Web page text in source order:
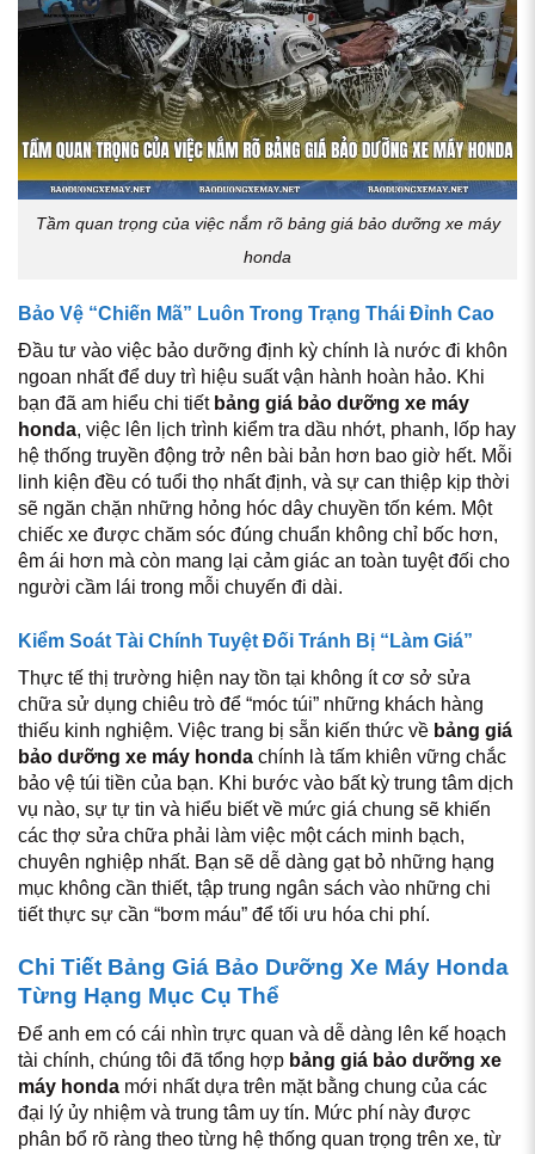
Tầm quan trọng của việc nắm rõ bảng giá bảo dưỡng xe máy
honda
Bảo Vệ “Chiến Mã” Luôn Trong Trạng Thái Đỉnh Cao
Đầu tư vào việc bảo dưỡng định kỳ chính là nước đi khôn
ngoan nhất để duy trì hiệu suất vận hành hoàn hảo. Khi
bạn đã am hiểu chi tiết bảng giá bảo dưỡng xe máy
honda, việc lên lịch trình kiểm tra dầu nhớt, phanh, lốp hay
hệ thống truyền động trở nên bài bản hơn bao giờ hết. Mỗi
linh kiện đều có tuổi thọ nhất định, và sự can thiệp kịp thời
sẽ ngăn chặn những hỏng hóc dây chuyền tốn kém. Một
chiếc xe được chăm sóc đúng chuẩn không chỉ bốc hơn,
êm ái hơn mà còn mang lại cảm giác an toàn tuyệt đối cho
người cầm lái trong mỗi chuyến đi dài.
Kiểm Soát Tài Chính Tuyệt Đối Tránh Bị “Làm Giá”
Thực tế thị trường hiện nay tồn tại không ít cơ sở sửa
chữa sử dụng chiêu trò để “móc túi” những khách hàng
thiếu kinh nghiệm. Việc trang bị sẵn kiến thức về bảng giá
bảo dưỡng xe máy honda chính là tấm khiên vững chắc
bảo vệ túi tiền của bạn. Khi bước vào bất kỳ trung tâm dịch
vụ nào, sự tự tin và hiểu biết về mức giá chung sẽ khiến
các thợ sửa chữa phải làm việc một cách minh bạch,
chuyên nghiệp nhất. Bạn sẽ dễ dàng gạt bỏ những hạng
mục không cần thiết, tập trung ngân sách vào những chi
tiết thực sự cần “bơm máu” để tối ưu hóa chi phí.
Chi Tiết Bảng Giá Bảo Dưỡng Xe Máy Honda
Từng Hạng Mục Cụ Thể
Để anh em có cái nhìn trực quan và dễ dàng lên kế hoạch
tài chính, chúng tôi đã tổng hợp bảng giá bảo dưỡng xe
máy honda mới nhất dựa trên mặt bằng chung của các
đại lý ủy nhiệm và trung tâm uy tín. Mức phí này được
phân bổ rõ ràng theo từng hệ thống quan trọng trên xe, từ